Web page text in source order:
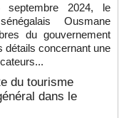
septembre 2024, le
Ousmane
du gouvernement
détails concernant une
du tourisme
dans le